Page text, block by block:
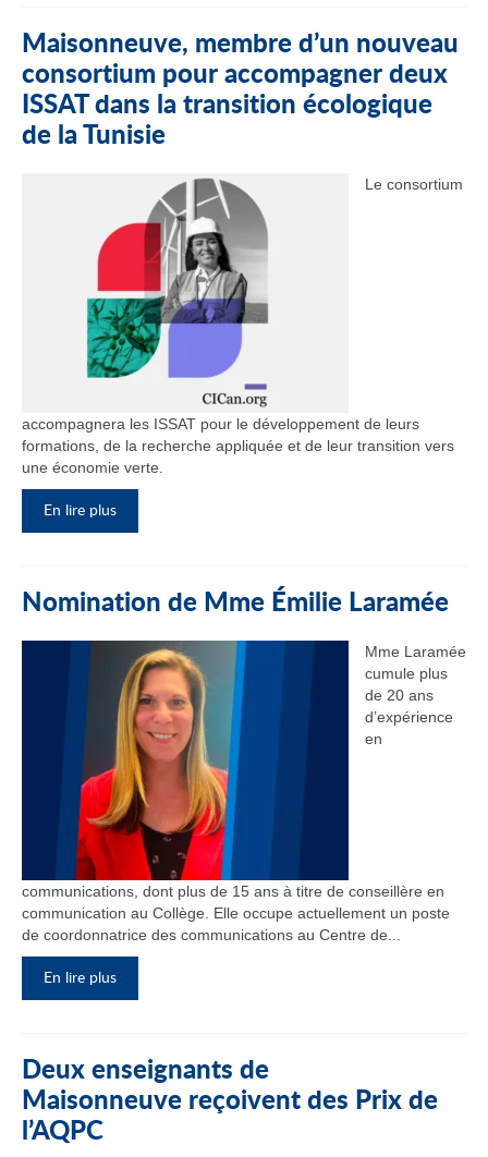
Maisonneuve, membre d’un nouveau
consortium pour accompagner deux
ISSAT dans la transition écologique
de la Tunisie
Le consortium
accompagnera les ISSAT pour le développement de leurs
formations, de la recherche appliquée et de leur transition vers
une économie verte.
En lire plus
Nomination de Mme Émilie Laramée
Mme Laramée
cumule plus
de 20 ans
d’expérience
en
communications, dont plus de 15 ans à titre de conseillère en
communication au Collège. Elle occupe actuellement un poste
de coordonnatrice des communications au Centre de...
En lire plus
Deux enseignants de
Maisonneuve reçoivent des Prix de
l’AQPC